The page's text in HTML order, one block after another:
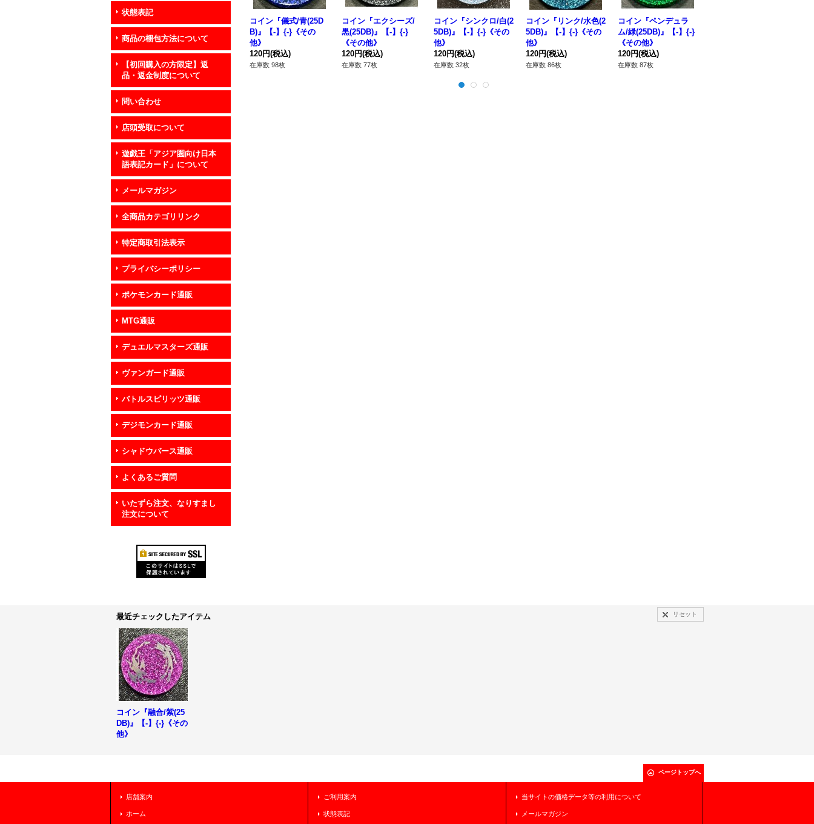
状態表記
商品の梱包方法について
【初回購入の方限定】返
品・返金制度について
問い合わせ
店頭受取について
遊戯王「アジア圏向け日本
語表記カード」について
メールマガジン
全商品カテゴリリンク
特定商取引法表示
プライバシーポリシー
ポケモンカード通販
MTG通販
デュエルマスターズ通販
ヴァンガード通販
バトルスピリッツ通販
デジモンカード通販
シャドウバース通販
よくあるご質問
いたずら注文、なりすまし
注文について
コイン『儀式/青(25D
B)』【-】{-}《その
他》
120円(税込)
在庫数 98枚
コイン『エクシーズ/
黒(25DB)』【-】{-}
《その他》
120円(税込)
在庫数 77枚
コイン『シンクロ/白(2
5DB)』【-】{-}《その
他》
120円(税込)
在庫数 32枚
コイン『リンク/水色(2
5DB)』【-】{-}《その
他》
120円(税込)
在庫数 86枚
コイン『ペンデュラ
ム/緑(25DB)』【-】{-}
《その他》
120円(税込)
在庫数 87枚
最近チェックしたアイテム リセット
コイン『融合/紫(25
DB)』【-】{-}《その
他》
ページトップへ
店舗案内
ホーム
ご利用案内
状態表記
当サイトの価格データ等の利用について
メールマガジン